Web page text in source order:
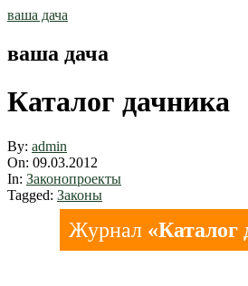
Skip
ваша дача
ваша дача
Каталог дачника
By: admin
On: 09.03.2012
In: Законопроекты
Tagged: Законы
Журнал «Каталог